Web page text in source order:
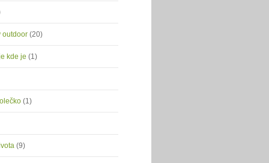
outdoor (20)
kde je (1)
(1)
(9)